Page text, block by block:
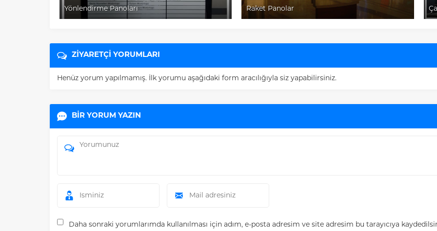
Raket Panolar Çatı Tabela Fiyatları ve Etkenleri
ZİYARETÇİ YORUMLARI
Henüz yorum yapılmamış. İlk yorumu aşağıdaki form aracılığıyla siz yapabilirsiniz.
BİR YORUM YAZIN
Daha sonraki yorumlarımda kullanılması için adım, e-posta adresim ve site adresim bu tarayıcıya